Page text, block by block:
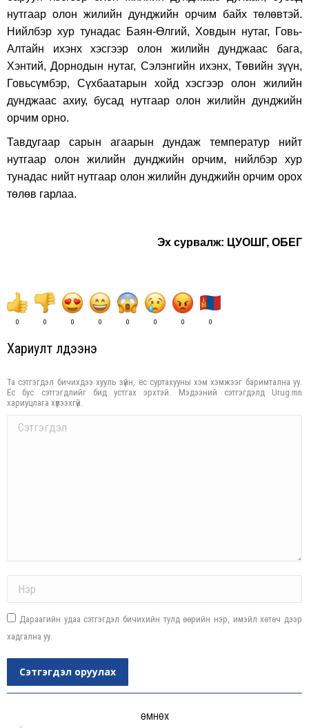
нутгаар олон жилийн дунджийн орчим байх төлөвтэй.
Нийлбэр хур тунадас Баян-Өлгий, Ховдын нутаг, Говь-
Алтайн ихэнх хэсгээр олон жилийн дунджаас бага,
Хэнтий, Дорнодын нутаг, Сэлэнгийн ихэнх, Төвийн зүүн,
Говьсүмбэр, Сүхбаатарын хойд хэсгээр олон жилийн
дунджаас ахиу, бусад нутгаар олон жилийн дунджийн
орчим орно.
Тавдугаар сарын агаарын дундаж температур нийт
нутгаар олон жилийн дунджийн орчим, нийлбэр хур
тунадас нийт нутгаар олон жилийн дунджийн орчим орох
төлөв гарлаа.
Эх сурвалж: ЦУОШГ, ОБЕГ
0 0 0 0 0 0 0 0
Хариулт үлдээнэ үү
Та сэтгэгдэл бичихдээ хууль зүйн, ёс суртахууны хэм хэмжээг баримтална уу.
Ёс бус сэтгэгдлийг бид устгах эрхтэй. Мэдээний сэтгэгдэлд Urug.mn
хариуцлага хүлээхгүй.
Comment
Дараагийн удаа сэтгэгдэл бичихийн тулд өөрийн нэр, имэйл хөтөч дээр
хадгална уу.
Сэтгэгдэл оруулах
ӨМНӨХ